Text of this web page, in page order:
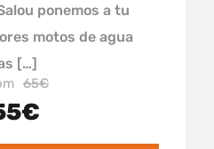
ponemos a tu
motos de agua
[…]
65€